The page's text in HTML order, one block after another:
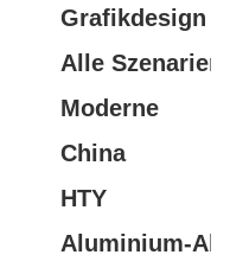
Grafikdesign
Alle Szenarien
Moderne
China
HTY
Aluminium-